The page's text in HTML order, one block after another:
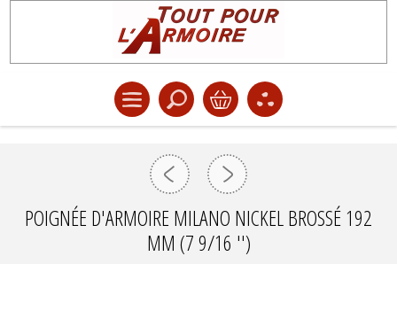
POIGNÉE D'ARMOIRE MILANO NICKEL BROSSÉ 192
MM (7 9/16 '')